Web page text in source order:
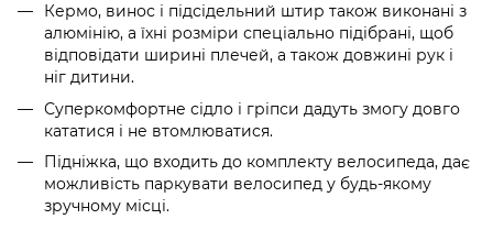
Кермо, винос і підсідельний штир також виконані з
алюмінію, а їхні розміри спеціально підібрані, щоб
відповідати ширині плечей, а також довжині рук і
ніг дитини.
Суперкомфортне сідло і гріпси дадуть змогу довго
кататися і не втомлюватися.
Підніжка, що входить до комплекту велосипеда, дає
можливість паркувати велосипед у будь-якому
зручному місці.